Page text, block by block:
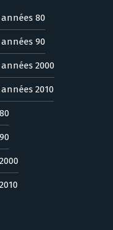
80
90
2000
2010